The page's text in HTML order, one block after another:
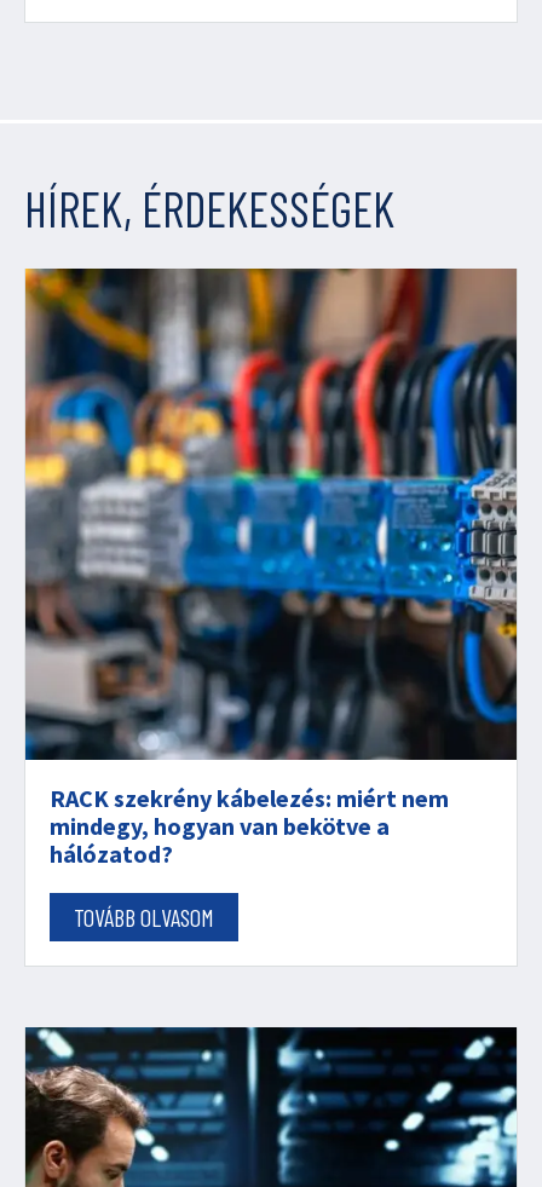
HÍREK, ÉRDEKESSÉGEK
RACK szekrény kábelezés: miért nem
mindegy, hogyan van bekötve a
hálózatod?
TOVÁBB OLVASOM